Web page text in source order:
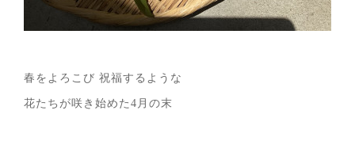
春をよろこび 祝福するような
花たちが咲き始めた4月の末